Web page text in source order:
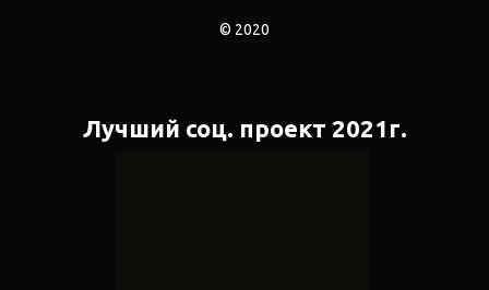
© 2020
Лучший соц. проект 2021г.